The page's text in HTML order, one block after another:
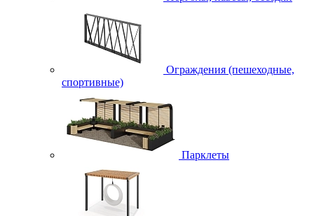
Ограждения (пешеходные,
спортивные)
Парклеты